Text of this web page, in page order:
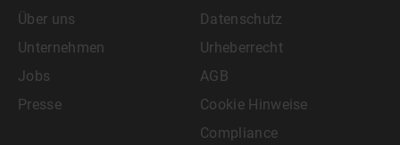
Über uns
Unternehmen
Jobs
Presse
Datenschutz
Urheberrecht
AGB
Cookie Hinweise
Compliance